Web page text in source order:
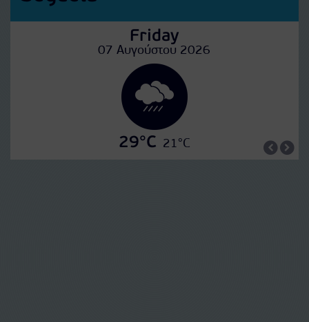
Friday
07 Αυγούστου 2026
29°C 21°C